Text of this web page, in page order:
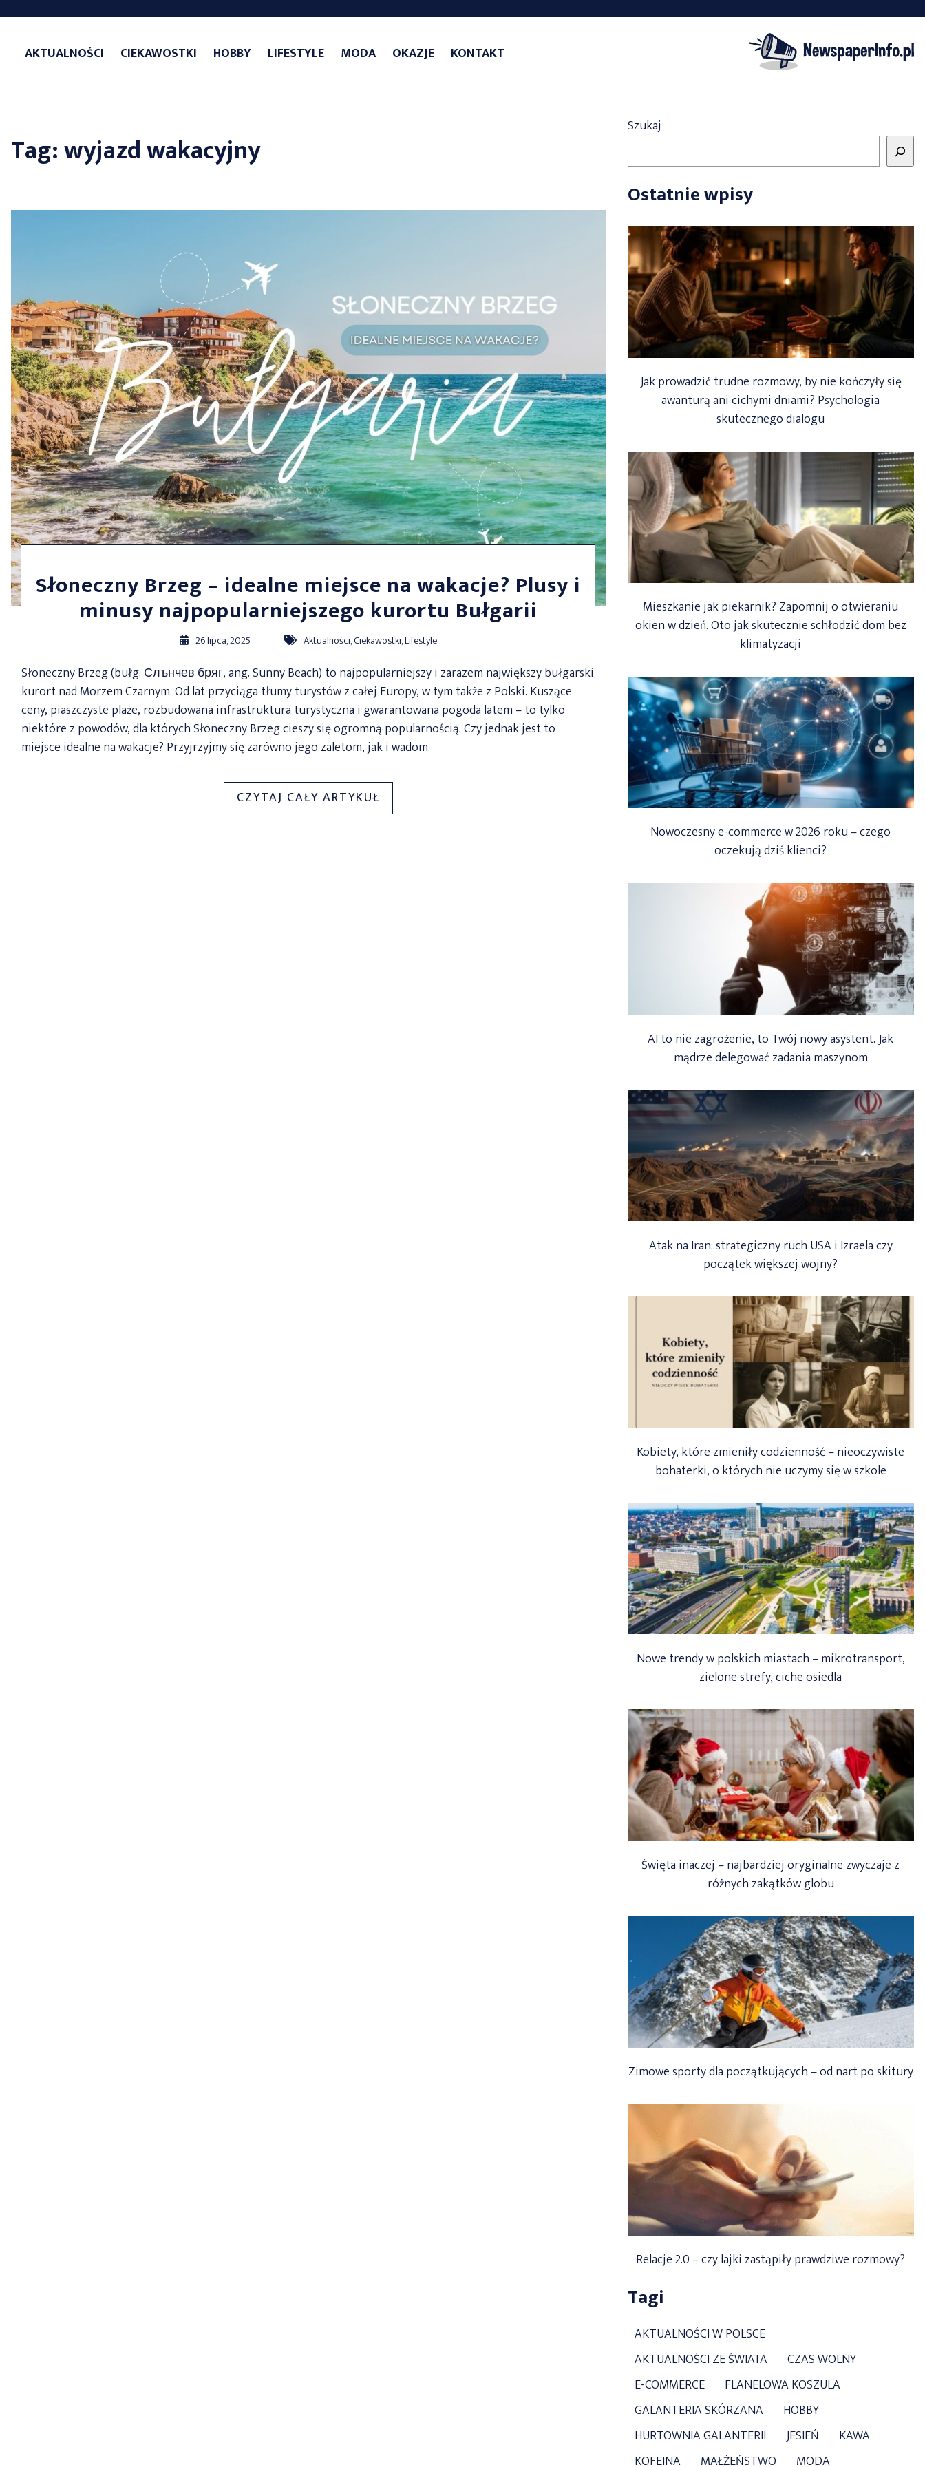
contentAKTUALNOŚCI CIEKAWOSTKI HOBBY LIFESTYLE MODA OKAZJE KONTAKT
Tag:wyjazd wakacyjny
Słoneczny Brzeg – idealne miejsce na wakacje? Plusy i
minusy najpopularniejszego kurortu Bułgarii
26 lipca, 2025 Aktualności,Ciekawostki,Lifestyle
Słoneczny Brzeg (bułg. Слънчев бряг, ang. Sunny Beach) to najpopularniejszy i zarazem największy bułgarski
kurort nad Morzem Czarnym. Od lat przyciąga tłumy turystów z całej Europy, w tym także z Polski. Kuszące
ceny, piaszczyste plaże, rozbudowana infrastruktura turystyczna i gwarantowana pogoda latem – to tylko
niektóre z powodów, dla których Słoneczny Brzeg cieszy się ogromną popularnością. Czy jednak jest to
miejsce idealne na wakacje? Przyjrzyjmy się zarówno jego zaletom, jak i wadom.
CZYTAJ CAŁY ARTYKUŁ
BRZEG
Szukaj
Ostatnie wpisy
Jak prowadzić trudne rozmowy, by nie kończyły się
awanturą ani cichymi dniami? Psychologia
skutecznego dialogu
Mieszkanie jak piekarnik? Zapomnij o otwieraniu
okien w dzień. Oto jak skutecznie schłodzić dom bez
klimatyzacji
Nowoczesny e-commerce w 2026 roku – czego
oczekują dziś klienci?
AI to nie zagrożenie, to Twój nowy asystent. Jak
mądrze delegować zadania maszynom
Atak na Iran: strategiczny ruch USA i Izraela czy
początek większej wojny?
Kobiety, które zmieniły codzienność – nieoczywiste
bohaterki, o których nie uczymy się w szkole
Nowe trendy w polskich miastach – mikrotransport,
zielone strefy, ciche osiedla
Święta inaczej – najbardziej oryginalne zwyczaje z
różnych zakątków globu
Zimowe sporty dla początkujących – od nart po skitury
Relacje 2.0 – czy lajki zastąpiły prawdziwe rozmowy?
Tagi
AKTUALNOŚCI W POLSCE
AKTUALNOŚCI ZE ŚWIATA
CZAS WOLNY
E-COMMERCE
FLANELOWA KOSZULA
GALANTERIA SKÓRZANA
HOBBY
HURTOWNIA GALANTERII
JESIEŃ
KAWA
KOFEINA
MAŁŻEŃSTWO MODA